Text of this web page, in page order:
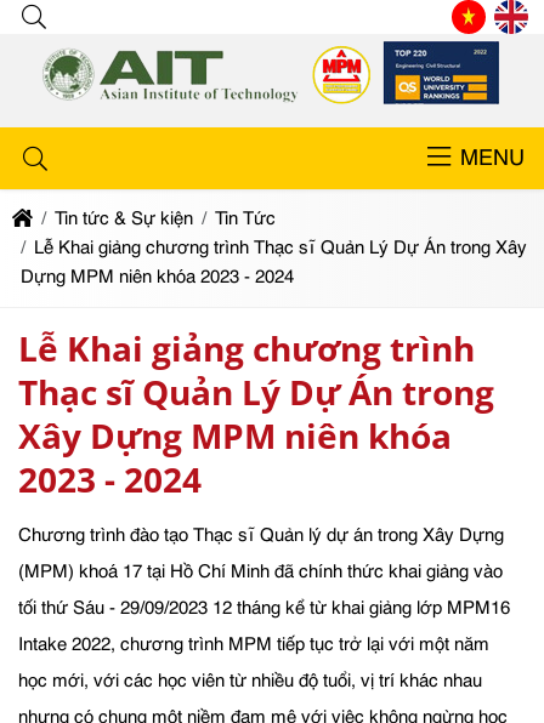
MENU
Tin tức & Sự kiện
Tin Tức
Lễ Khai giảng chương trình Thạc sĩ Quản Lý Dự Án trong Xây
Dựng MPM niên khóa 2023 - 2024
Lễ Khai giảng chương trình
Thạc sĩ Quản Lý Dự Án trong
Xây Dựng MPM niên khóa
2023 - 2024
Chương trình đào tạo Thạc sĩ Quản lý dự án trong Xây Dựng
(MPM) khoá 17 tại Hồ Chí Minh đã chính thức khai giảng vào
tối thứ Sáu - 29/09/2023 12 tháng kể từ khai giảng lớp MPM16
Intake 2022, chương trình MPM tiếp tục trở lại với một năm
học mới, với các học viên từ nhiều độ tuổi, vị trí khác nhau
nhưng có chung một niềm đam mê với việc không ngừng học